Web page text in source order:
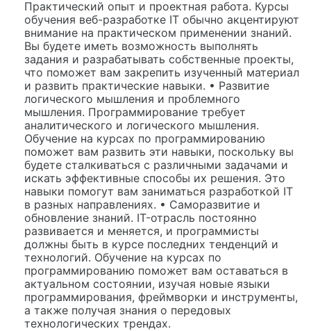
Практический опыт и проектная работа. Курсы
обучения веб-разработке IT обычно акцентируют
внимание на практическом применении знаний.
Вы будете иметь возможность выполнять
задания и разрабатывать собственные проекты,
что поможет вам закрепить изученный материал
и развить практические навыки. • Развитие
логического мышления и проблемного
мышления. Программирование требует
аналитического и логического мышления.
Обучение на курсах по программированию
поможет вам развить эти навыки, поскольку вы
будете сталкиваться с различными задачами и
искать эффективные способы их решения. Это
навыки помогут вам заниматься разработкой IT
в разных направлениях. • Саморазвитие и
обновление знаний. IT-отрасль постоянно
развивается и меняется, и программисты
должны быть в курсе последних тенденций и
технологий. Обучение на курсах по
программированию поможет вам оставаться в
актуальном состоянии, изучая новые языки
программирования, фреймворки и инструменты,
а также получая знания о передовых
технологических трендах.